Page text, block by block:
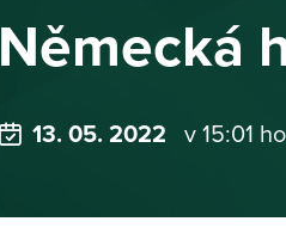
Německá
13. 05. 2022 v 15:01